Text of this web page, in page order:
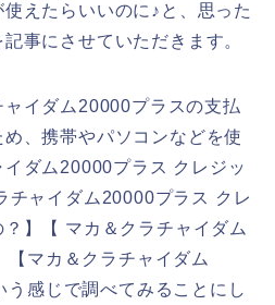
えたらいいのに♪と、思った
事にさせていただきます。
イダム20000プラスの支払
、携帯やパソコンなどを使
ダム20000プラス クレジッ
チャイダム20000プラス クレ
】【 マカ＆クラチャイダム
マカ＆クラチャイダム
感じで調べてみることにし